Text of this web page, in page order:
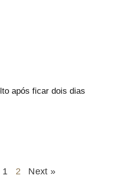
após ficar dois dias
1 2 Next »